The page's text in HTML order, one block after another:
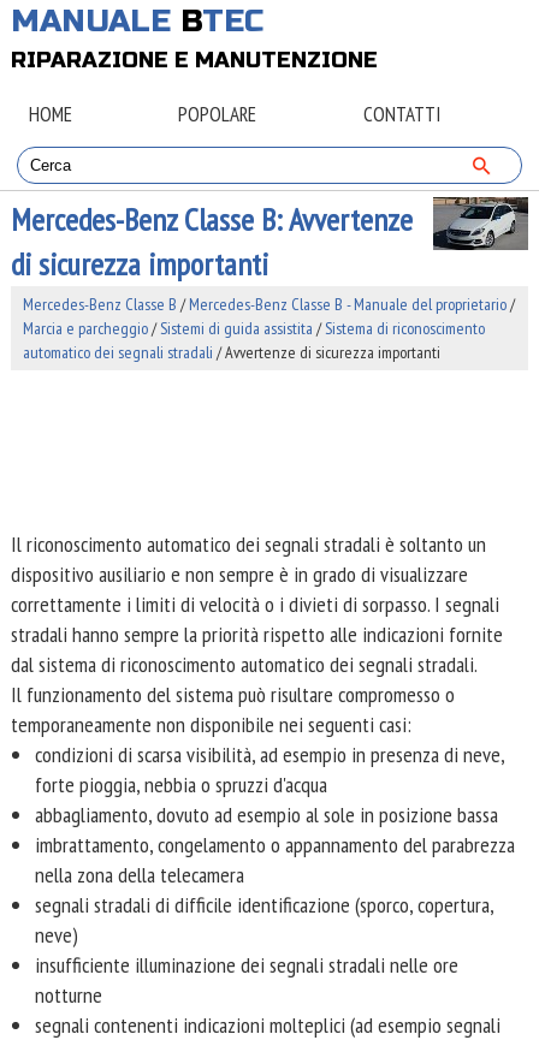
MANUALE BTEC
RIPARAZIONE E MANUTENZIONE
HOME POPOLARE CONTATTI
Mercedes-Benz Classe B: Avvertenze
di sicurezza importanti
Mercedes-Benz Classe B /Mercedes-Benz Classe B - Manuale del proprietario/
Marcia e parcheggio/Sistemi di guida assistita /Sistema di riconoscimento
automatico dei segnali stradali / Avvertenze di sicurezza importanti
Il riconoscimento automatico dei segnali stradali è soltanto un
dispositivo ausiliario e non sempre è in grado di visualizzare
correttamente i limiti di velocità o i divieti di sorpasso. I segnali
stradali hanno sempre la priorità rispetto alle indicazioni fornite
dal sistema di riconoscimento automatico dei segnali stradali.
Il funzionamento del sistema può risultare compromesso o
temporaneamente non disponibile nei seguenti casi:
condizioni di scarsa visibilità, ad esempio in presenza di neve,
forte pioggia, nebbia o spruzzi d'acqua
abbagliamento, dovuto ad esempio al sole in posizione bassa
imbrattamento, congelamento o appannamento del parabrezza
nella zona della telecamera
segnali stradali di difficile identificazione (sporco, copertura,
neve)
insufficiente illuminazione dei segnali stradali nelle ore
notturne
segnali contenenti indicazioni molteplici (ad esempio segnali